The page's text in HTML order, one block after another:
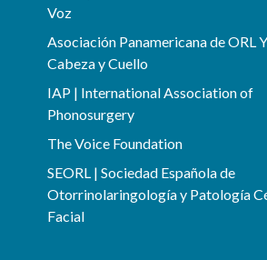
Voz
Asociación Panamericana de ORL
Cabeza y Cuello
IAP | International Association of
Phonosurgery
The Voice Foundation
SEORL | Sociedad Española de
Otorrinolaringología y Patología
Facial